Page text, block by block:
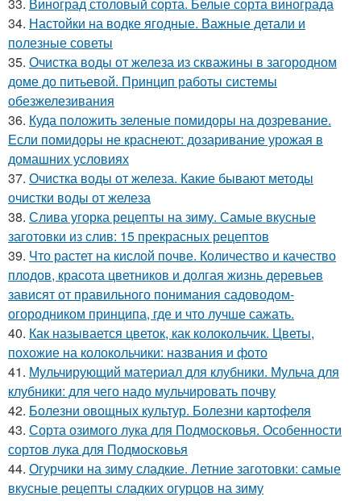
34. Настойки на водке ягодные. Важные детали и
полезные советы
35. Очистка воды от железа из скважины в загородном
доме до питьевой. Принцип работы системы
обезжелезивания
36. Куда положить зеленые помидоры на дозревание.
Если помидоры не краснеют: дозаривание урожая в
домашних условиях
37. Очистка воды от железа. Какие бывают методы
очистки воды от железа
38. Слива угорка рецепты на зиму. Самые вкусные
заготовки из слив: 15 прекрасных рецептов
39. Что растет на кислой почве. Количество и качество
плодов, красота цветников и долгая жизнь деревьев
зависят от правильного понимания садоводом-
огородником принципа, где и что лучше сажать.
40. Как называется цветок, как колокольчик. Цветы,
похожие на колокольчики: названия и фото
41. Мульчирующий материал для клубники. Мульча для
клубники: для чего надо мульчировать почву
42. Болезни овощных культур. Болезни картофеля
43. Сорта озимого лука для Подмосковья. Особенности
сортов лука для Подмосковья
44. Огурчики на зиму сладкие. Летние заготовки: самые
вкусные рецепты сладких огурцов на зиму